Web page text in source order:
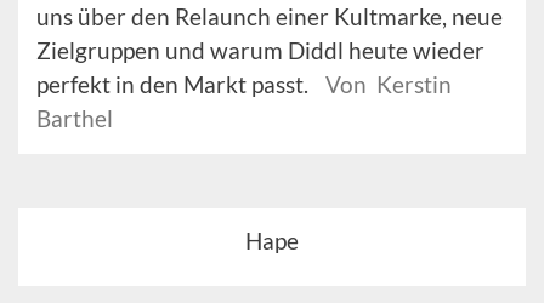
uns über den Relaunch einer Kultmarke, neue
Zielgruppen und warum Diddl heute wieder
perfekt in den Markt passt.
Von Kerstin
Barthel
Hape